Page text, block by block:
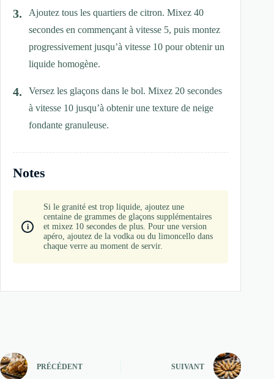
Ajoutez tous les quartiers de citron. Mixez 40
secondes en commençant à vitesse 5, puis montez
progressivement jusqu’à vitesse 10 pour obtenir un
liquide homogène.
Versez les glaçons dans le bol. Mixez 20 secondes
à vitesse 10 jusqu’à obtenir une texture de neige
fondante granuleuse.
Notes
Si le granité est trop liquide, ajoutez une
centaine de grammes de glaçons supplémentaires
et mixez 10 secondes de plus. Pour une version
apéro, ajoutez de la vodka ou du limoncello dans
chaque verre au moment de servir.
PRÉCÉDENT SUIVANT